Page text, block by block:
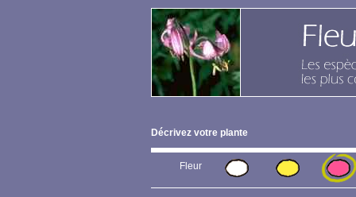
Décrivez votre plante
Fleur